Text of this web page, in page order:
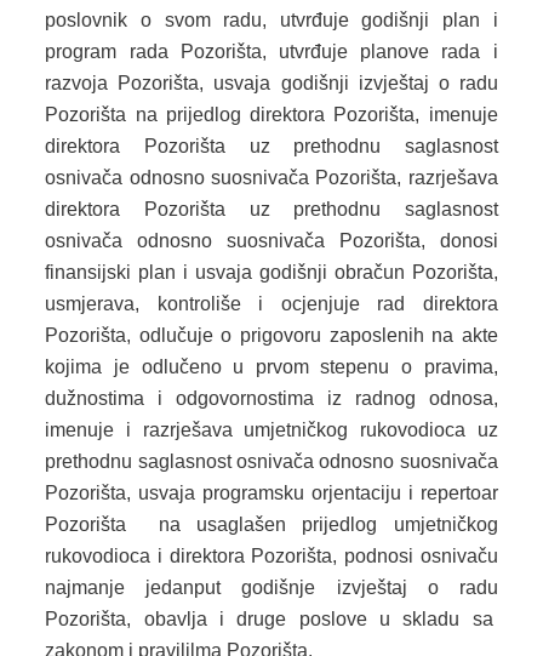
poslovnik o svom radu, utvrđuje godišnji plan i
program rada Pozorišta, utvrđuje planove rada i
razvoja Pozorišta, usvaja godišnji izvještaj o radu
Pozorišta na prijedlog direktora Pozorišta, imenuje
direktora Pozorišta uz prethodnu saglasnost
osnivača odnosno suosnivača Pozorišta, razrješava
direktora Pozorišta uz prethodnu saglasnost
osnivača odnosno suosnivača Pozorišta, donosi
finansijski plan i usvaja godišnji obračun Pozorišta,
usmjerava, kontroliše i ocjenjuje rad direktora
Pozorišta, odlučuje o prigovoru zaposlenih na akte
kojima je odlučeno u prvom stepenu o pravima,
dužnostima i odgovornostima iz radnog odnosa,
imenuje i razrješava umjetničkog rukovodioca uz
prethodnu saglasnost osnivača odnosno suosnivača
Pozorišta, usvaja programsku orjentaciju i repertoar
Pozorišta na usaglašen prijedlog umjetničkog
rukovodioca i direktora Pozorišta, podnosi osnivaču
najmanje jedanput godišnje izvještaj o radu
Pozorišta, obavlja i druge poslove u skladu sa
zakonom i pravililma Pozorišta.